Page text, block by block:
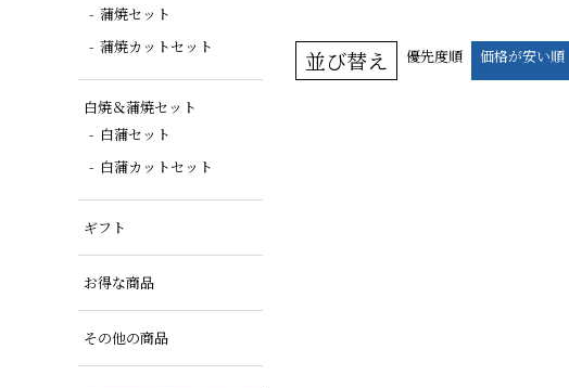
蒲焼セット
蒲焼カットセット
白焼＆蒲焼セット
白蒲セット
白蒲カットセット
ギフト
お得な商品
その他の商品
並び替え 優先度順 価格が安い順